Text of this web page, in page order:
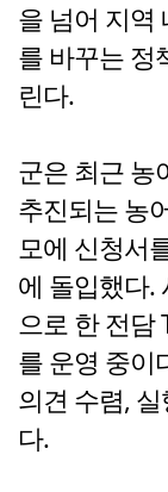
을 넘어 지역
를 바꾸는 정
린다.
군은 최근 농
추진되는 농
모에 신청서
에 돌입했다.
으로 한 전담
를 운영 중이
의견 수렴,
다.